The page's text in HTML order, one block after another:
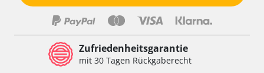
Zufriedenheitsgarantie
mit 30 Tagen Rückgaberecht